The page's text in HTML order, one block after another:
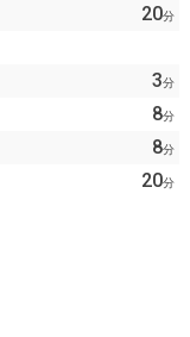
20分
3分
8分
8分
20分